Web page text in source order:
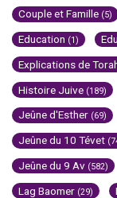
Couple et Famille (5)
Education (1)
Explications de
Histoire Juive (189)
Jeûne d'Esther (69)
Jeûne du 10 Tévet
Jeûne du 9 Av (582)
Lag Baomer (29)